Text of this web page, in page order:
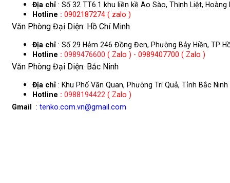
Địa chỉ : Số 32 TT6.1 khu liền kề Ao Sào, Thịnh Liệt, Hoàng
Hotline : 0902187274 ( zalo )
Văn Phòng Đại Diện: Hồ Chí Minh
Địa chỉ : Số 29 Hẻm 246 Đồng Đen, Phường Bảy Hiền, TP
Hotline : 0989476600 ( Zalo ) - 0989407700 ( Zalo )
Văn Phòng Đại Diện: Bắc Ninh
Địa chỉ : Khu Phố Văn Quan, Phường Trí Quả, Tỉnh Bắc Ninh
Hotline : 0988194422 ( Zalo )
Gmail
: tenko.com.vn@gmail.com